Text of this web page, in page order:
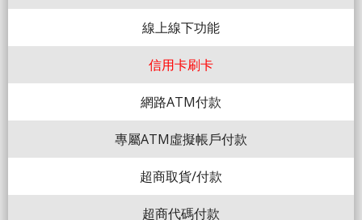
線上線下功能
信用卡刷卡
網路ATM付款
專屬ATM虛擬帳戶付款
超商取貨/付款
超商代碼付款